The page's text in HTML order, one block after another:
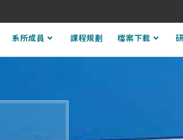
系所成員 課程規劃 檔案下載